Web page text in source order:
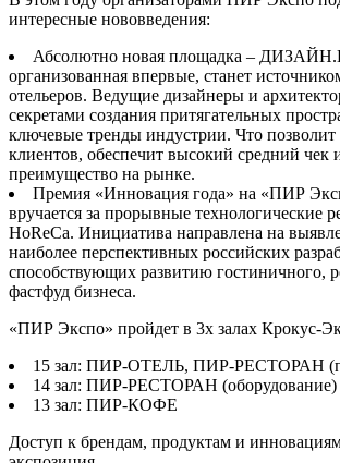
интересные нововведения:
Абсолютно новая площадка –
организованная впервые, станет
отельеров. Ведущие дизайнеры и
секретами создания притягательных
ключевые тренды индустрии. Что позволит
клиентов, обеспечит высокий средний чек
преимущество на рынке.
Премия «Инновация года» на «ПИР
вручается за прорывные технологические
HoReCa. Инициатива направлена на
наиболее перспективных российских
способствующих развитию гостиничного,
фастфуд бизнеса.
«ПИР Экспо» пройдет в 3х залах Крокус-
15 зал: ПИР-ОТЕЛЬ, ПИР-РЕСТОРАН
14 зал: ПИР-РЕСТОРАН (оборудование)
13 зал: ПИР-КОФЕ
Доступ к брендам, продуктам и